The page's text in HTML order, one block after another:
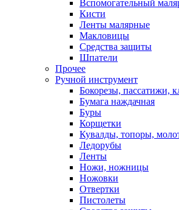
Вспомогательный
Кисти
Ленты малярные
Макловицы
Средства защиты
Шпатели
Прочее
Ручной инструмент
Бокорезы, пассатижи,
Бумага наждачная
Буры
Корщетки
Кувалды, топоры,
Ледорубы
Ленты
Ножи, ножницы
Ножовки
Отвертки
Пистолеты